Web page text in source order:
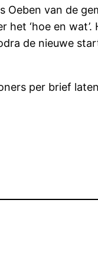
Oeben van de
‘hoe en
de nieuwe
per brief